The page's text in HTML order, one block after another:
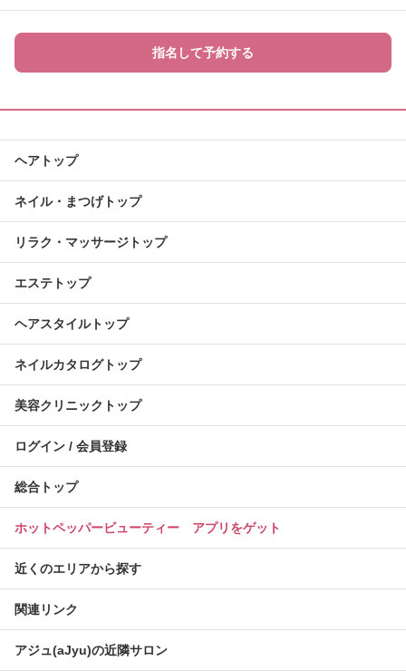
指名して予約する
ヘアトップ
ネイル・まつげトップ
リラク・マッサージトップ
エステトップ
ヘアスタイルトップ
ネイルカタログトップ
美容クリニックトップ
ログイン / 会員登録
総合トップ
ホットペッパービューティー アプリをゲット
近くのエリアから探す
関連リンク
アジュ(aJyu)の近隣サロン